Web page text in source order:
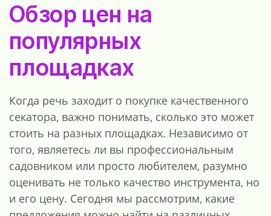
Обзор цен на
популярных
площадках
Когда речь заходит о покупке качественного
секатора, важно понимать, сколько это может
стоить на разных площадках. Независимо от
того, являетесь ли вы профессиональным
садовником или просто любителем, разумно
оценивать не только качество инструмента, но
и его цену. Сегодня мы рассмотрим, какие